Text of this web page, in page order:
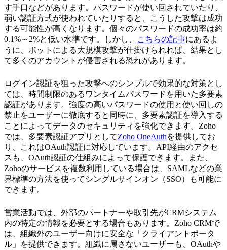
す手口などがあります。パスワードが使い回されていたり、
弱い認証方式が使われていたりすると、こうした攻撃は成功
する可能性が高くなります。個々のパスワードの成功率は約
0.1%～2%と低い水準です。しかし、
こちらの記事にあるよ
うに、ボットによる大規模攻撃が仕掛けられれば、結果とし
て多くのアカウントが侵害される恐れがあります。
ログイン認証を狙った攻撃へのシンプルで効果的な対策とし
ては、時間制限のあるワンタイムパスワードを用いた多要素
認証があります。強度の高いパスワードの使用と使い回しの
禁止をユーザーに徹底すると同時に、多要素認証を導入する
ことによってデータのセキュリティを強化できます。Zoho
では、多要素認証アプリとしてZoho OneAuthを提供してお
り、これはOAuth認証に対応しています。API経由のアクセ
スも、OAuth認証の仕組みによって保護できます。また、
Zohoのサービスを複数利用している場合は、SAMLなどの業
界標準の方法を使ってシングルサインオン（SSO）も可能に
できます。
営業活動では、外部のパートナーや取引先がCRMシステム
内の特定の情報を必要とする場合もあります。Zoho CRMで
は、組織外のユーザー向けに安全な「クライアントポータ
ル」を提供できます。組織に属さないユーザーも、OAuthや